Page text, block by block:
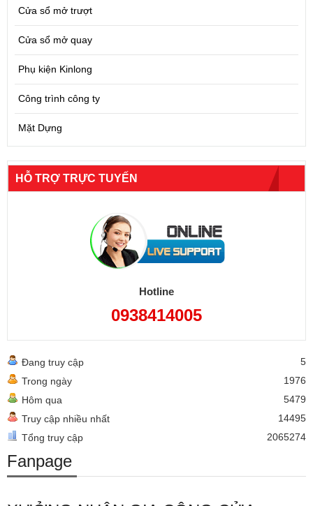
Cửa sổ mở trượt
Cửa sổ mở quay
Phụ kiện Kinlong
Công trình công ty
Mặt Dựng
HỖ TRỢ TRỰC TUYẾN
Hotline
0938414005
Đang truy cập
5
Trong ngày
1976
Hôm qua
5479
Truy cập nhiều nhất
14495
Tổng truy cập
2065274
Fanpage